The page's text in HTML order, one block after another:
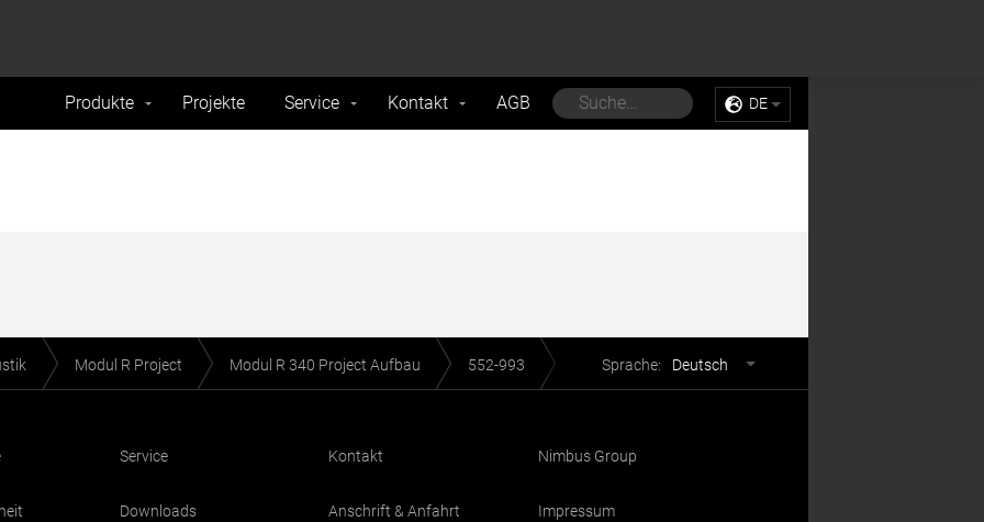
Produkte Projekte Service Kontakt AGB DE
Modul R Project Modul R 340 Project Aufbau 552-993 Sprache: Deutsch
Service
Downloads
Kontakt
Anschrift & Anfahrt
Nimbus Group
Impressum